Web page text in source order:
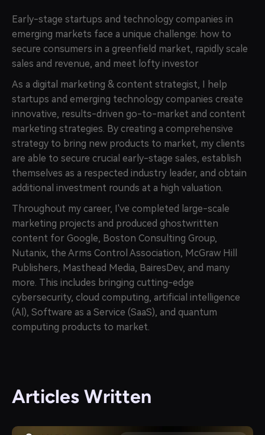
Early-stage startups and technology companies in
emerging markets face a unique challenge: how to
secure consumers in a greenfield market, rapidly scale
sales and revenue, and meet lofty investor
As a digital marketing & content strategist, I help
startups and emerging technology companies create
innovative, results-driven go-to-market and content
marketing strategies. By creating a comprehensive
strategy to bring new products to market, my clients
are able to secure crucial early-stage sales, establish
themselves as a respected industry leader, and obtain
additional investment rounds at a high valuation.
Throughout my career, I've completed large-scale
marketing projects and produced ghostwritten
content for Google, Boston Consulting Group,
Nutanix, the Arms Control Association, McGraw Hill
Publishers, Masthead Media, BairesDev, and many
more. This includes bringing cutting-edge
cybersecurity, cloud computing, artificial intelligence
(Al), Software as a Service (SaaS), and quantum
computing products to market.
Articles Written